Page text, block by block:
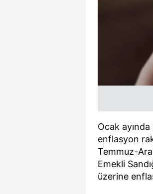
Ocak
enflasyon
Temmuz-
Emekli
üzerine